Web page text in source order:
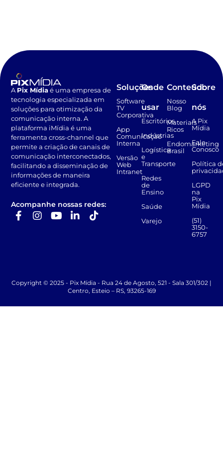
A Pix Mídiaé uma empresa de
tecnologia especializada em
soluções para otimização da
comunicação interna. A
plataforma iMídia é uma
ferramenta cross-channel que
permite a criação de canais de
comunicação interconectados,
facilitando a disseminação de
informações de maneira
eficiente e integrada.
Acompanhe nossas redes:
Soluções
Software
TV
Corporativa
App
Comunicação
Interna
Versão
Web
Intranet
Onde
usar
Escritórios
Indústrias
Logística
e
Transporte
Redes
de
Ensino
Saúde
Varejo
Conteúdo
Nosso
Blog
Materiais
Ricos
Endomarketing
Brasil
Sobre
nós
A Pix
Mídia
Fale
Conosco
Política
LGPD
na
Pix
Mídia
(51)
3150-
6757
Copyright © 2025 - Pix Mídia - Rua 24 de Agosto, 521 - Sala 301/302 |
Centro, Esteio – RS, 93265-169